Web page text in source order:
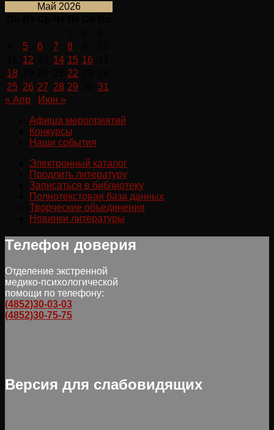
Май 2026
5 6 7 8
12 14 15 16
18
22
25 26 27 28 29
31
« Апр
Июн »
Афиша мероприятий
Конкурсы
Наши события
Электронный каталог
Продлить литературу
Записаться в библиотеку
Полнотекстовая база данных
Творческие объединения
Новинки литературы
Телефон доверия
Отделение экстренной
медико-психологической
помощи по телефону:
(4852)30-03-03
(4852)30-75-75
Версия для слабовидящих